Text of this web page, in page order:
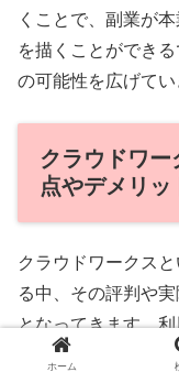
くことで、副業が
を描くことができ
の可能性を広げてい
クラウドワ
点やデメリ
クラウドワークス
る中、その評判や
となってきます。
やリスクを理解し
ホーム